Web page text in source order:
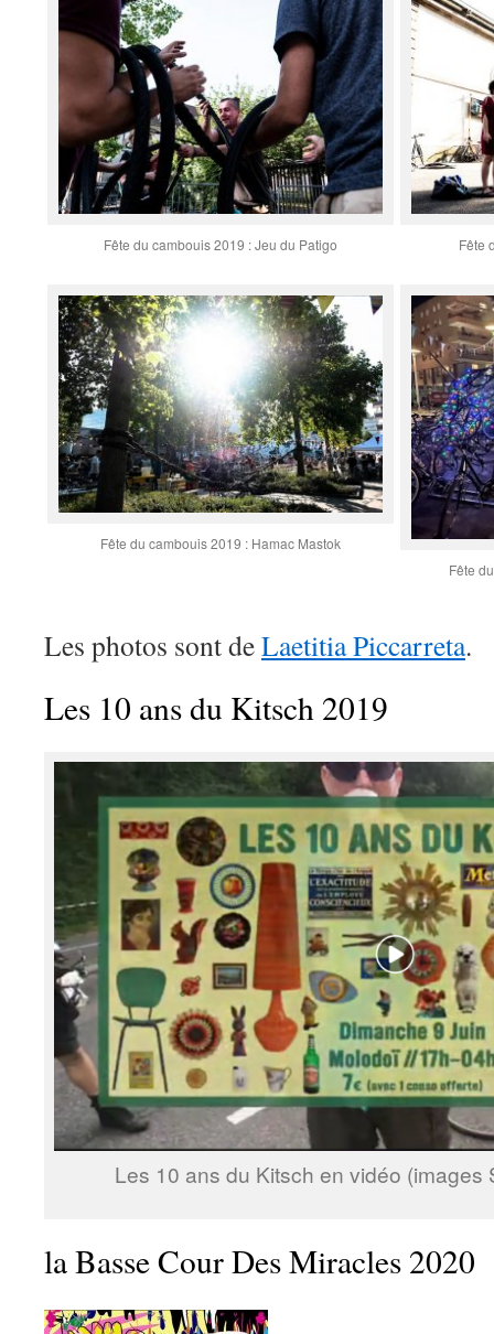
Fête du cambouis 2019 : Jeu du Patigo Fête
Fête du cambouis 2019 : Hamac Mastok
Fête
Les photos sont deLaetitia Piccarreta.
Les 10 ans du Kitsch 2019
Les 10 ans du Kitsch en vidéo (images
la Basse Cour Des Miracles 2020